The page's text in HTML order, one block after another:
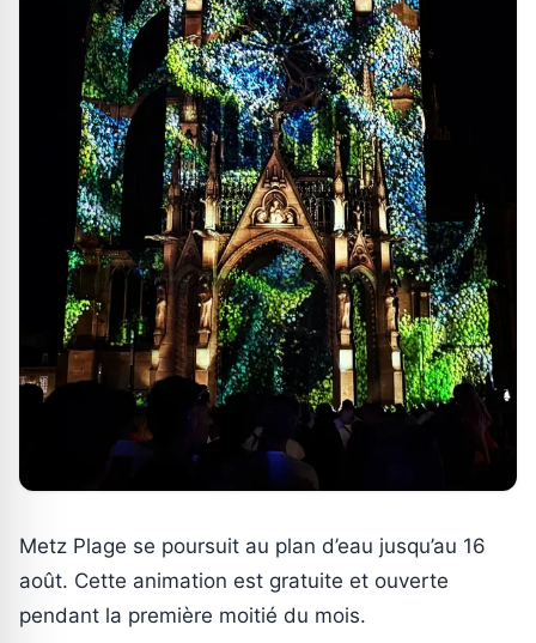
Metz Plage se poursuit au plan d’eau jusqu’au 16
août. Cette animation est gratuite et ouverte
pendant la première moitié du mois.